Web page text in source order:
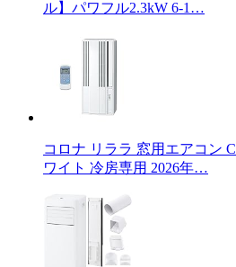
ル】パワフル2.3kW 6-1…
コロナ リララ 窓用エアコン
ワイト 冷房専用 2026年…